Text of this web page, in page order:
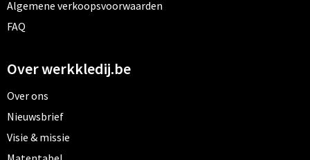
Algemene verkoopsvoorwaarden
FAQ
Over werkkledij.be
Over ons
Nieuwsbrief
Visie & missie